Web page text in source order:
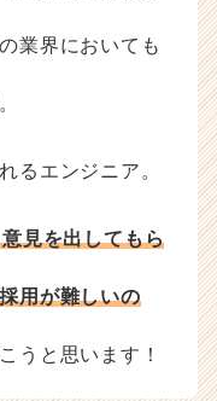
業界においても
るエンジニア。
見を出してもら
用が難しいの
うと思います！